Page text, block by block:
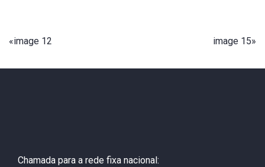
«image 12 image 15»
Chamada para a rede fixa nacional: